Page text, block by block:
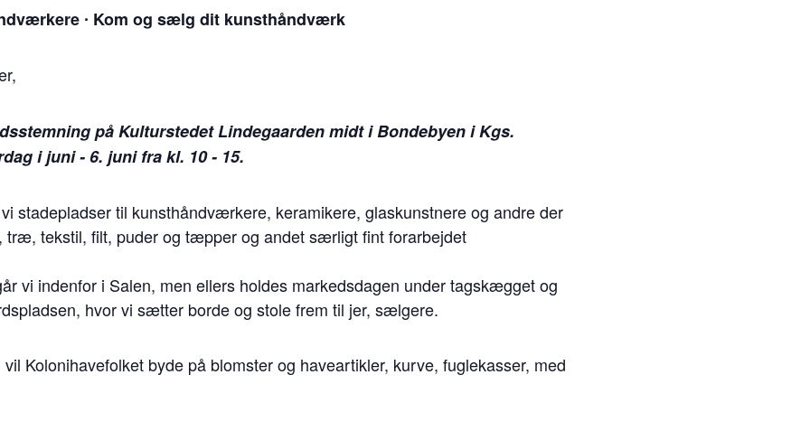
∙ Kom og sælg dit kunsthåndværk
på Kulturstedet Lindegaarden midt i Bondebyen i Kgs.
i juni - 6. juni fra kl. 10 - 15.
stadepladser til kunsthåndværkere, keramikere, glaskunstnere og andre der
træ, tekstil, filt, puder og tæpper og andet særligt fint forarbejdet
vi indenfor i Salen, men ellers holdes markedsdagen under tagskægget og
hvor vi sætter borde og stole frem til jer, sælgere.
Kolonihavefolket byde på blomster og haveartikler, kurve, fuglekasser, med